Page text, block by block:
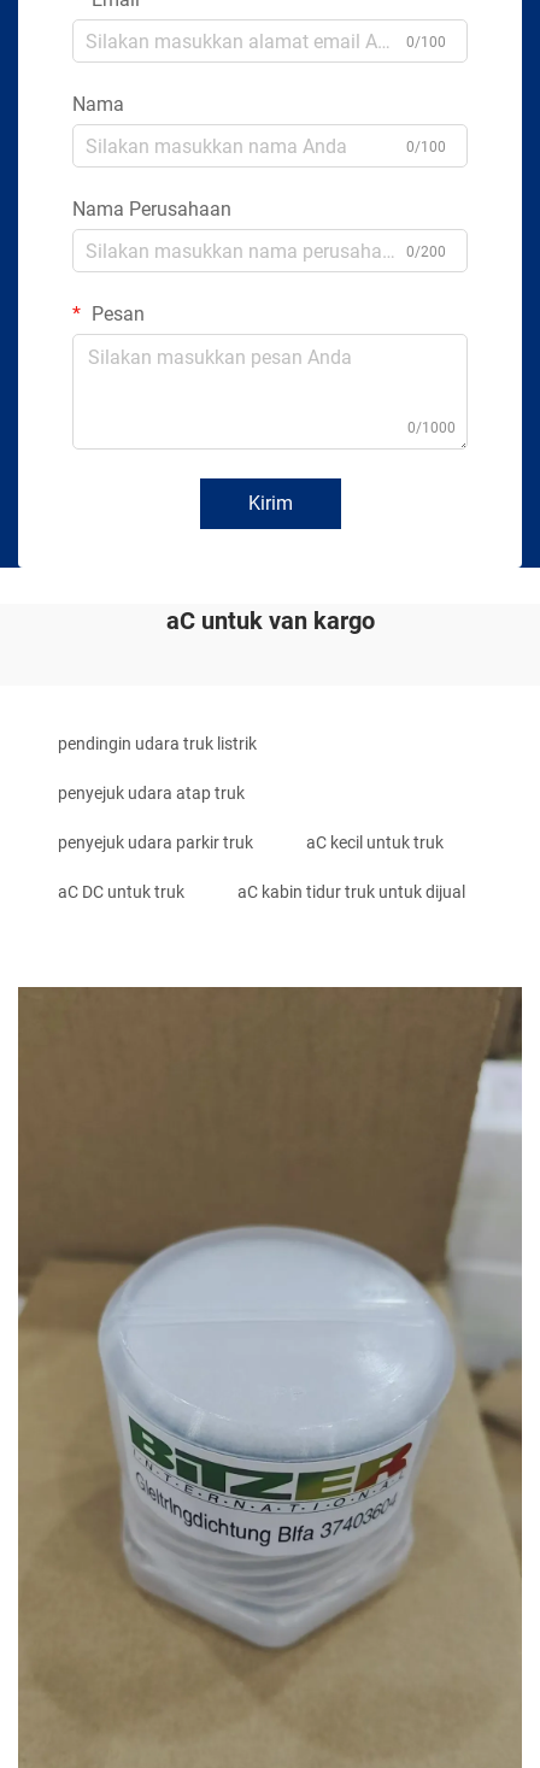
0/100
Nama
0/100
Nama Perusahaan
0/200
Pesan
0/1000
Kirim
aC untuk van kargo
pendingin udara truk listrik
penyejuk udara atap truk
penyejuk udara parkir truk aC kecil untuk truk
aC DC untuk truk aC kabin tidur truk untuk dijual